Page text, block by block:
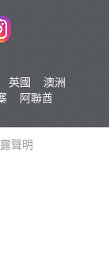
英國
澳洲
阿聯酋
聲明